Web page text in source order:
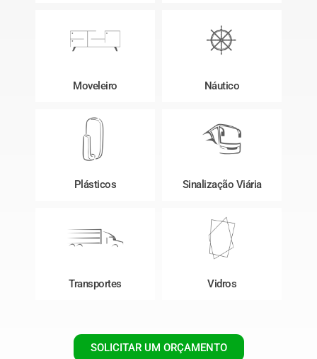
Moveleiro Náutico
Plásticos Sinalização Viária
Transportes Vidros
SOLICITAR UM ORÇAMENTO